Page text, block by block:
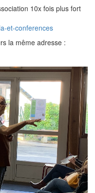
10x fois plus fort
et-conferences
la même adresse :